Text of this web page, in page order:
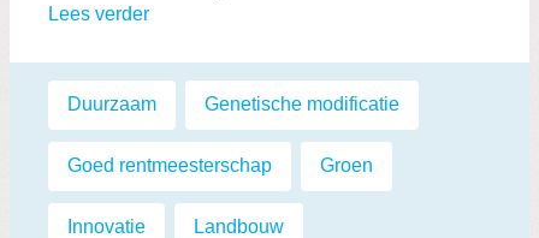
Lees verder
Labels:
Duurzaam Genetische modificatie
Goed rentmeesterschap Groen
Innovatie Landbouw